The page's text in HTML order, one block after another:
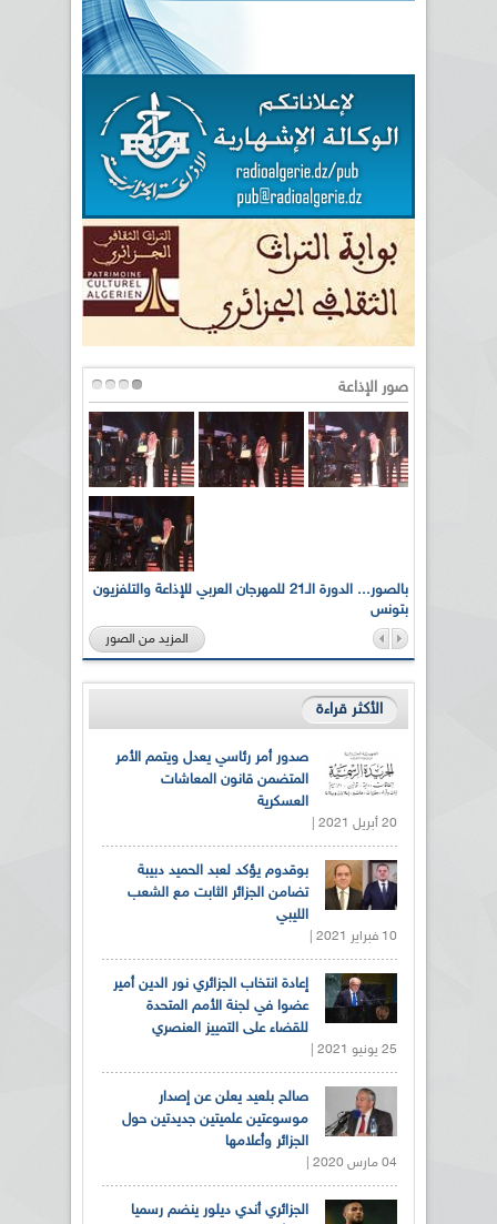
صور الإذاعة
بالصور... الدورة الـ21 للمهرجان العربي للإذاعة والتلفزيون
بتونس
المزيد من الصور
الأكثر قراءة
صدور أمر رئاسي يعدل ويتمم الأمر
المتضمن قانون المعاشات
العسكرية
20 أبريل 2021 |
بوقدوم يؤكد لعبد الحميد دبيبة
تضامن الجزائر الثابت مع الشعب
الليبي
10 فبراير 2021 |
إعادة انتخاب الجزائري نور الدين أمير
عضوا في لجنة الأمم المتحدة
للقضاء على التمييز العنصري
25 يونيو 2021 |
صالح بلعيد يعلن عن إصدار
موسوعتين علميتين جديدتين حول
الجزائر وأعلامها
04 مارس 2020 |
الجزائري أندي ديلور ينضم رسميا